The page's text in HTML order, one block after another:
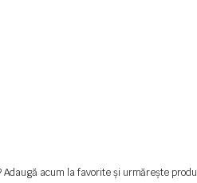
Adaugă acum la favorite și urmărește